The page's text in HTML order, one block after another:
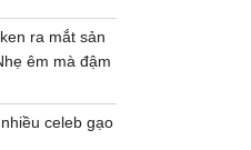
ra mắt sản
êm mà đậm
celeb gạo